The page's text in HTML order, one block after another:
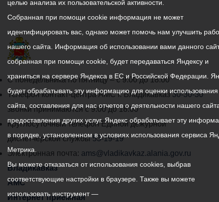
График
работы
администрации
местного
самоуправления
города
Владикавказ:
С понедельника по пятницу – с 9.00 до 18.00
Телефон контакт-центра АМС г. Владикавказ30-30-30
звонки принимаются с 9:00 до 18:00
Круглосуточный телефон Единой дежурной
диспетчерской службы53-19-19
Электронная почта: ams@vladikavkaz.alania.gov.ru
Владикавказ
АМС
Интернет приемная
целью анализа их пользовательской активности.
Собранная при помощи cookie информация не может
идентифицировать вас, однако может помочь нам улучшить
нашего сайта. Информация об использовании вами данного
собранная при помощи cookie, будет передаваться Яндексу и
храниться на сервере Яндекса в ЕС и Российской Федерации.
будет обрабатывать эту информацию для оценки
сайта, составления для нас отчетов о деятельности нашего
предоставления других услуг. Яндекс обрабатывает эту
в порядке, установленном в условиях использования сервиса
Метрика.
Вы можете отказаться от использования cookies, выбрав
соответствующие настройки в браузере. Также вы можете
использовать инструмент —